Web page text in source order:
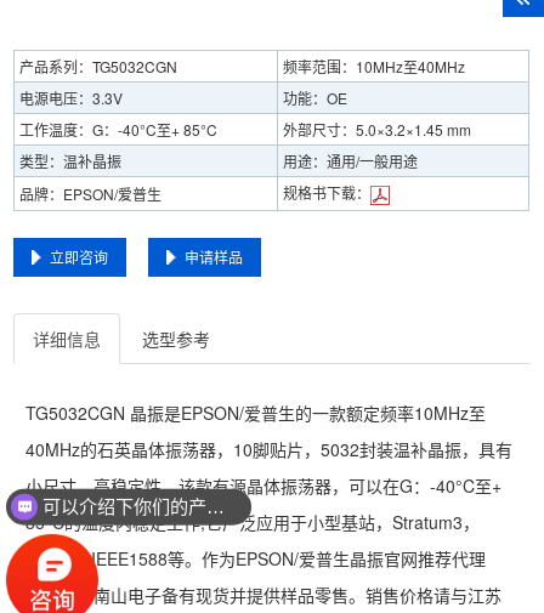
产品系列：TG5032CGN
频率范围：10MHz至40MHz
电源电压：3.3V
功能：OE
工作温度：G：-40°C至+ 85°C
外部尺寸：5.0×3.2×1.45 mm
类型：温补晶振
用途：通用/一般用途
品牌：EPSON/爱普生
规格书下载：
立即咨询 申请样品
详细信息 选型参考
TG5032CGN 晶振是EPSON/爱普生的一款额定频率10MHz至
40MHz的石英晶体振荡器，10脚贴片，5032封装温补晶振，具有
小尺寸，高稳定性。该款有源晶体振荡器，可以在G：-40°C至+
85°C的温度内稳定工作,它广泛应用于小型基站，Stratum3，
SyncE，IEEE1588等。作为EPSON/爱普生晶振官网推荐代理
商，江苏南山电子备有现货并提供样品零售。销售价格请与江苏
可以介绍下你们的产品么？